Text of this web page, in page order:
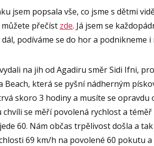
jsem popsala vše, co jsme s dětmi
můžete přečíst zde. Já jsem se
podíváme se do hor a podnikneme
na jih od Agadiru směr Sidi Ifni,
Beach, která se pyšní nádherným
skoro 3 hodiny a musíte se
chvíli se měří povolená rychlost a téměř
60. Nám občas trpělivost došla a
69 km/h na povolené 60 pokutu a